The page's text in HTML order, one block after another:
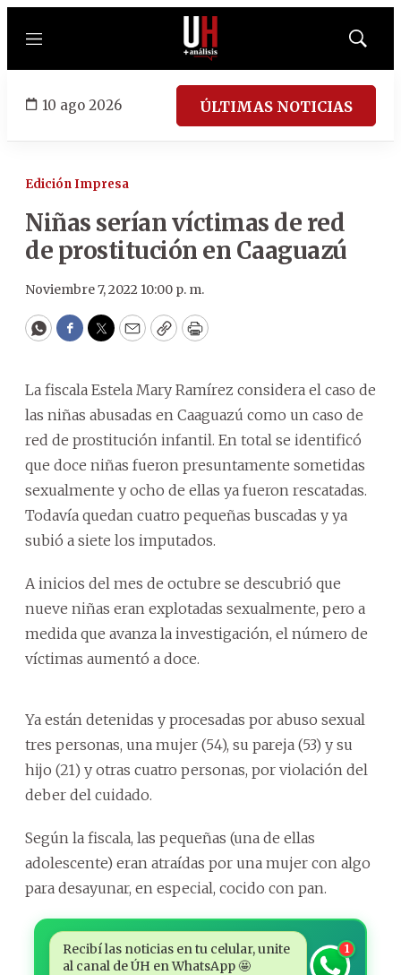
Menú
Mostrar
10 ago 2026 ÚLTIMAS NOTICIAS
Edición Impresa
Niñas serían víctimas de red
de prostitución en Caaguazú
Noviembre 7, 2022 10:00 p. m.
WhatsApp
Facebook
Twitter
EmailCopyPrint
La fiscala Estela Mary Ramírez considera el caso de
las niñas abusadas en Caaguazú como un caso de
red de prostitución infantil. En total se identificó
que doce niñas fueron presuntamente sometidas
sexualmente y ocho de ellas ya fueron rescatadas.
Todavía quedan cuatro pequeñas buscadas y ya
subió a siete los imputados.
A inicios del mes de octubre se descubrió que
nueve niñas eran explotadas sexualmente, pero a
medida que avanza la investigación, el número de
víctimas aumentó a doce.
Ya están detenidas y procesadas por abuso sexual
tres personas, una mujer (54), su pareja (53) y su
hijo (21) y otras cuatro personas, por violación del
deber del cuidado.
Según la fiscala, las pequeñas (una de ellas
adolescente) eran atraídas por una mujer con algo
para desayunar, en especial, cocido con pan.
Recibí las noticias en tu celular, unite
al canal de ÚH en WhatsApp 🤩
1